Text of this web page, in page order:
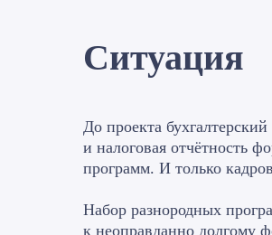
Ситуация
До проекта
и налоговая отчётность
программ. И только
Набор разнородных
к неоправданно долгому